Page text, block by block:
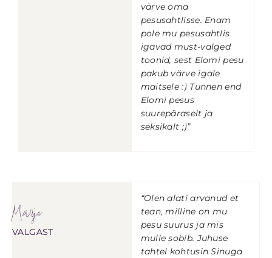
värve oma
pesusahtlisse. Enam
pole mu pesusahtlis
igavad must-valged
toonid, sest Elomi pesu
pakub värve igale
maitsele :) Tunnen end
Elomi pesus
suurepäraselt ja
seksikalt ;)”
Marje
VALGAST
“Olen alati arvanud et
tean, milline on mu
pesu suurus ja mis
mulle sobib. Juhuse
tahtel kohtusin Sinuga